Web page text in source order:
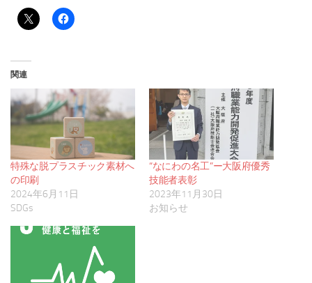
関連
特殊な脱プラスチック素材へ
の印刷
2024年6月11日
SDGs
“なにわの名工”ー大阪府優秀
技能者表彰
2023年11月30日
お知らせ